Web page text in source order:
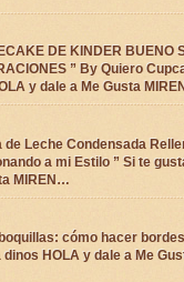
DE KINDER BUENO
” By Quiero
y dale a Me Gusta
de Leche Condensada
a mi Estilo ” Si te
MIREN…
cómo hacer
HOLA y dale a Me